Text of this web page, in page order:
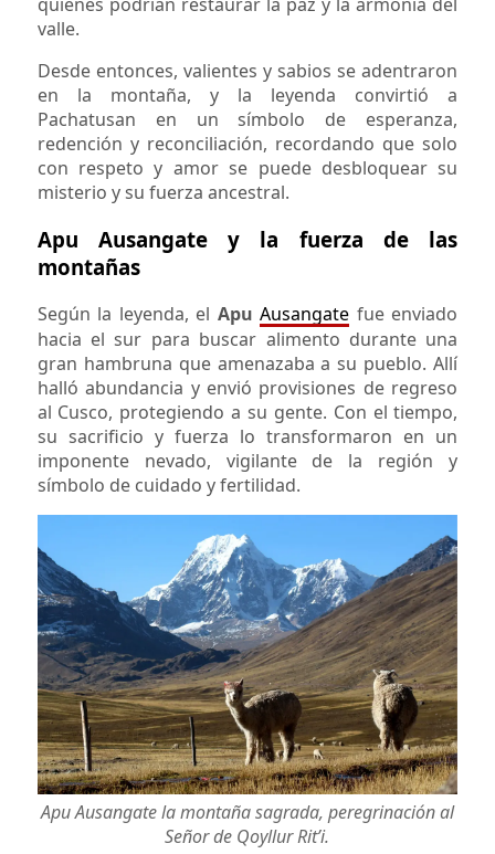
quienes podrían restaurar la paz y la armonía del
valle.
Desde entonces, valientes y sabios se adentraron
en la montaña, y la leyenda convirtió a
Pachatusan en un símbolo de esperanza,
redención y reconciliación, recordando que solo
con respeto y amor se puede desbloquear su
misterio y su fuerza ancestral.
Apu Ausangate y la fuerza de las
montañas
Según la leyenda, el ApuAusangate fue enviado
hacia el sur para buscar alimento durante una
gran hambruna que amenazaba a su pueblo. Allí
halló abundancia y envió provisiones de regreso
al Cusco, protegiendo a su gente. Con el tiempo,
su sacrificio y fuerza lo transformaron en un
imponente nevado, vigilante de la región y
símbolo de cuidado y fertilidad.
Apu Ausangate la montaña sagrada, peregrinación al
Señor de Qoyllur Rit’i.